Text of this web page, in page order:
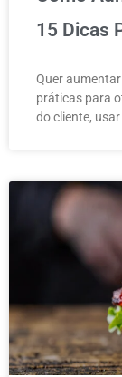
15 Dicas
Quer
práticas para
do cliente,